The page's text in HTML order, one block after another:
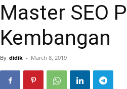
Master SEO
Kembangan
By didik - March 8, 2019